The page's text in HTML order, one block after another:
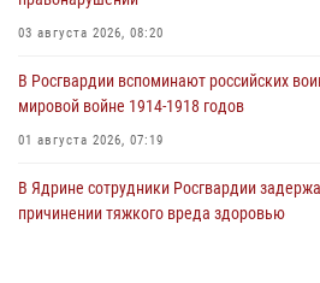
03 августа 2026, 08:20
В Росгвардии вспоминают российских
мировой войне 1914-1918 годов
01 августа 2026, 07:19
В Ядрине сотрудники Росгвардии
причинении тяжкого вреда здоровью